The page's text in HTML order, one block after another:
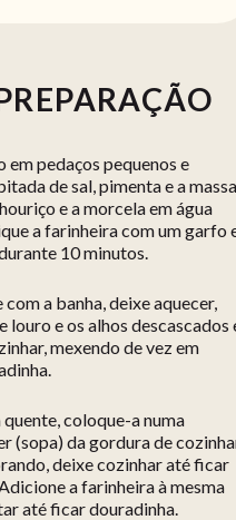
pedaços pequenos e
de sal, pimenta e a massa
e a morcela em água
a farinheira com um garfo
10 minutos.
a banha, deixe aquecer,
louro e os alhos descascados
mexendo de vez em
quente, coloque-a numa
(sopa) da gordura de
deixe cozinhar até ficar
a farinheira à mesma
até ficar douradinha.